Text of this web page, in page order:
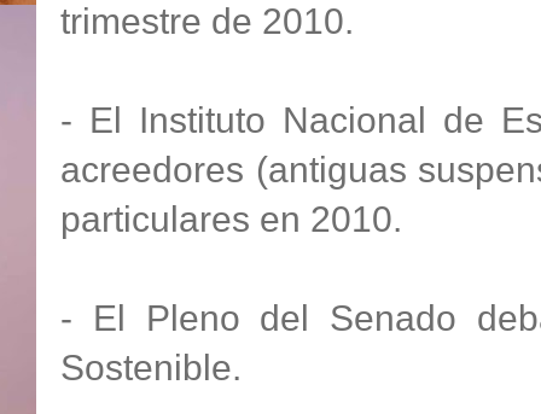
trimestre de 2010.
- El Instituto Nacional de
acreedores (antiguas
particulares en 2010.
- El Pleno del Senado
Sostenible.